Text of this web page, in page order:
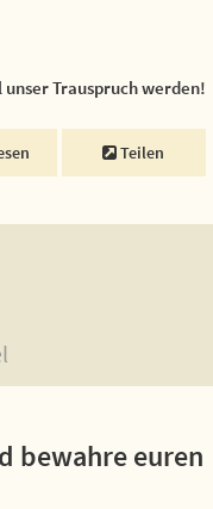
unser Trauspruch werden!
Teilen
bewahre euren